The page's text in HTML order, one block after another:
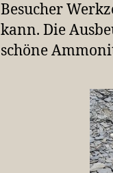
Besucher
kann. Die
schöne